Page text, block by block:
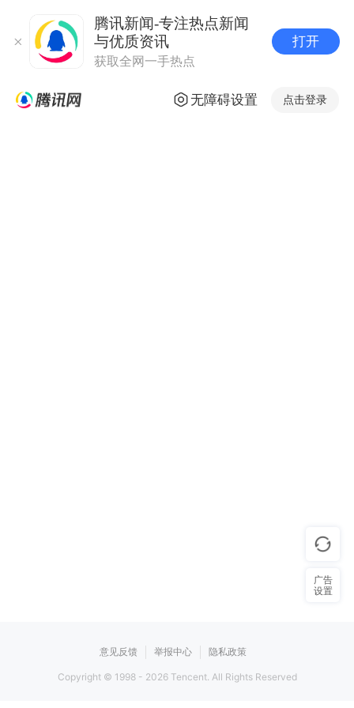
腾讯新闻-专注热点新闻
与优质资讯
获取全网一手热点
打开
无障碍设置 点击登录
意见反馈 举报中心 隐私政策
Copyright © 1998 - 2026Tencent. All Rights Reserved
广告
设置